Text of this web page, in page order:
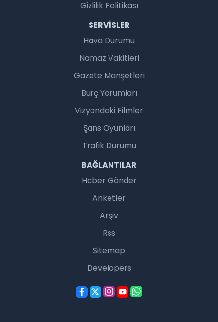
Gizlilik Politikası
SERVISLER
Hava Durumu
Namaz Vakitleri
Gazete Manşetleri
Burç Yorumları
Vizyondaki Filmler
Şans Oyunları
Trafik Durumu
BAĞLANTILAR
Haber Gönder
Anketler
Arşiv
Rss
Sitemap
Developers